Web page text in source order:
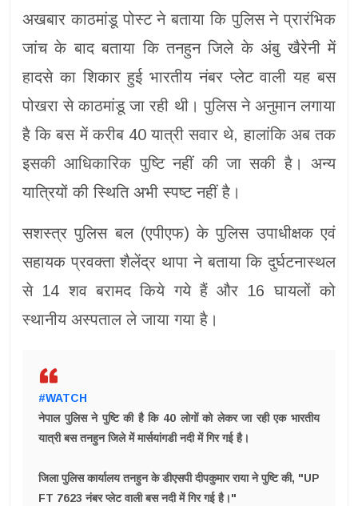
अखबार काठमांडू पोस्ट ने बताया कि पुलिस ने प्रारंभिक
जांच के बाद बताया कि तनहुन जिले के अंबु खैरेनी में
हादसे का शिकार हुई भारतीय नंबर प्लेट वाली यह बस
पोखरा से काठमांडू जा रही थी। पुलिस ने अनुमान लगाया
है कि बस में करीब 40 यात्री सवार थे, हालांकि अब तक
इसकी आधिकारिक पुष्टि नहीं की जा सकी है। अन्य
यात्रियों की स्थिति अभी स्पष्ट नहीं है।
सशस्त्र पुलिस बल (एपीएफ) के पुलिस उपाधीक्षक एवं
सहायक प्रवक्ता शैलेंद्र थापा ने बताया कि दुर्घटनास्थल
से 14 शव बरामद किये गये हैं और 16 घायलों को
स्थानीय अस्पताल ले जाया गया है।
#WATCH
नेपाल पुलिस ने पुष्टि की है कि 40 लोगों को लेकर जा रही एक भारतीय
यात्री बस तनहुन जिले में मार्सयांगडी नदी में गिर गई है।
जिला पुलिस कार्यालय तनहुन के डीएसपी दीपकुमार राया ने पुष्टि की, "UP
FT 7623 नंबर प्लेट वाली बस नदी में गिर गई है।"